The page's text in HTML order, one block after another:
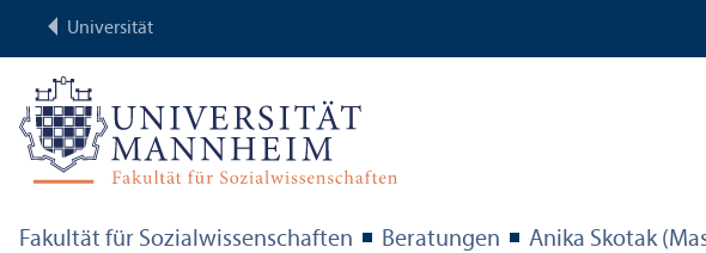
Universität
Fakultät für Sozial­wissenschaften Beratungen Anika Skotak